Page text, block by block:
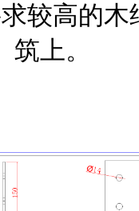
较高的木
筑上。